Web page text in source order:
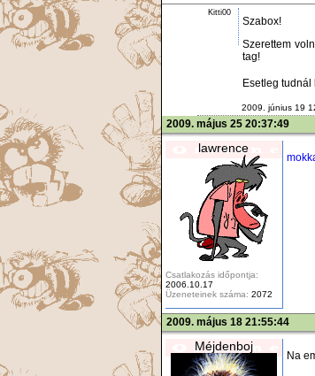
Kitti00
Szabox!
Szerettem
tag!
Esetleg tudnál
2009. június 19
2009. május 25 20:37:49
lawrence
Csatlakozás időpontja:
2006.10.17
Üzeneteinek száma: 2072
2009. május 18 21:55:44
Méjdenboj
Na